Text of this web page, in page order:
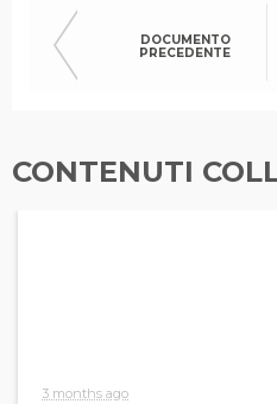
DOCUMENTO
PRECEDENTE
CONTENUTI
3 months ago